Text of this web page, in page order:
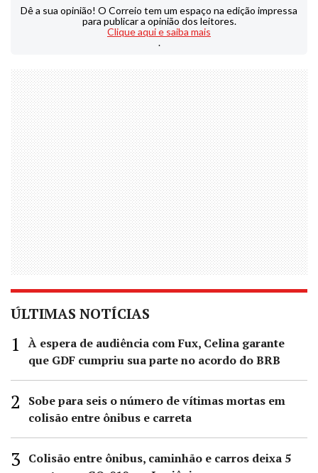
Dê a sua opinião! O Correio tem um espaço na edição impressa
para publicar a opinião dos leitores.
Clique aqui e saiba mais
.
ÚLTIMAS NOTÍCIAS
À espera de audiência com Fux, Celina garante
que GDF cumpriu sua parte no acordo do BRB
Sobe para seis o número de vítimas mortas em
colisão entre ônibus e carreta
Colisão entre ônibus, caminhão e carros deixa 5